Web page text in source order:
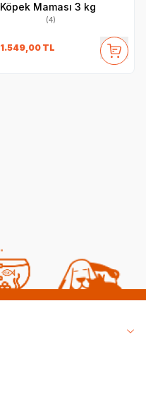
Köpek Maması 3 kg
(4)
1.549,00 TL